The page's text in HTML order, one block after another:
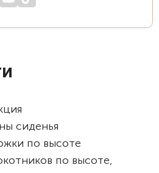
сиденья
по высоте
по высоте,